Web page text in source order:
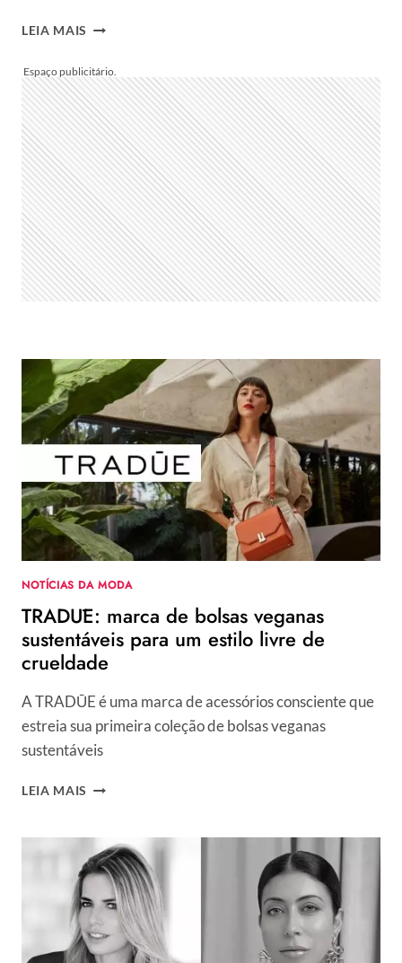
LEIA MAIS MARCA
LEILOADA
DIA
11
DE
MAIO
NOTÍCIAS DA MODA
TRADŪE: marca de bolsas veganas
sustentáveis para um estilo livre de
crueldade
A TRADŪE é uma marca de acessórios consciente que
estreia sua primeira coleção de bolsas veganas
sustentáveis
LEIA MAIS TRADŪE:
BOLSAS
VEGANAS
SUSTENTÁVEIS
PARA
UM
ESTILO
LIVRE